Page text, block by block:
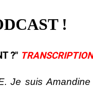
!
?" TRANSCRIPTION
Je suis